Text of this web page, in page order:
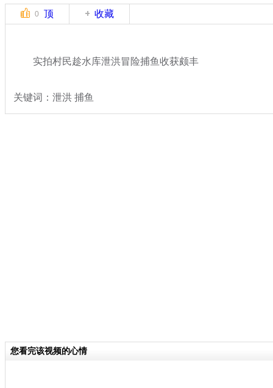
0 顶 收藏
实拍村民趁水库泄洪冒险捕鱼收获颇丰
关键词：泄洪 捕鱼
您看完该视频的心情